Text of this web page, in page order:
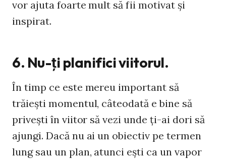
vor ajuta foarte mult să fii motivat şi
inspirat.
6. Nu-ţi planifici viitorul.
În timp ce este mereu important să
trăieşti momentul, câteodată e bine să
priveşti în viitor să vezi unde ţi-ai dori să
ajungi. Dacă nu ai un obiectiv pe termen
lung sau un plan, atunci eşti ca un vapor